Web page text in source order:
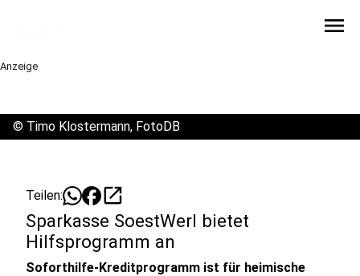
menu
Anzeige
© Timo Klostermann, FotoDB
Teilen: open_in_new
Sparkasse SoestWerl bietet
Hilfsprogramm an
Soforthilfe-Kreditprogramm ist für heimische